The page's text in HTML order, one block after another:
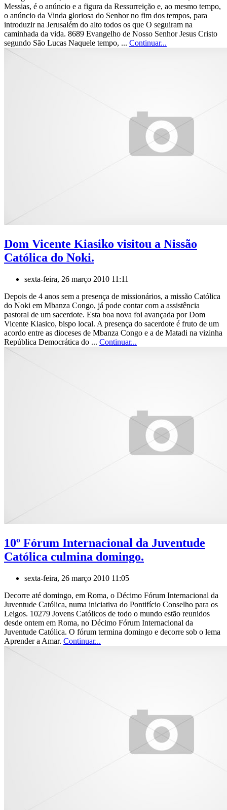
Messias, é o anúncio e a figura da Ressurreição e, ao mesmo tempo,
o anúncio da Vinda gloriosa do Senhor no fim dos tempos, para
introduzir na Jerusalém do alto todos os que O seguiram na
caminhada da vida. 8689 Evangelho de Nosso Senhor Jesus Cristo
segundo São Lucas Naquele tempo, ... Continuar...
Dom Vicente Kiasiko visitou a Nissão
Católica do Noki.
sexta-feira, 26 março 2010 11:11
Depois de 4 anos sem a presença de missionários, a missão Católica
do Noki em Mbanza Congo, já pode contar com a assistência
pastoral de um sacerdote. Esta boa nova foi avançada por Dom
Vicente Kiasico, bispo local. A presença do sacerdote é fruto de um
acordo entre as dioceses de Mbanza Congo e a de Matadi na vizinha
República Democrática do ... Continuar...
10º Fórum Internacional da Juventude
Católica culmina domingo.
sexta-feira, 26 março 2010 11:05
Decorre até domingo, em Roma, o Décimo Fórum Internacional da
Juventude Católica, numa iniciativa do Pontifício Conselho para os
Leigos. 10279 Jovens Católicos de todo o mundo estão reunidos
desde ontem em Roma, no Décimo Fórum Internacional da
Juventude Católica. O fórum termina domingo e decorre sob o lema
Aprender a Amar. Continuar...